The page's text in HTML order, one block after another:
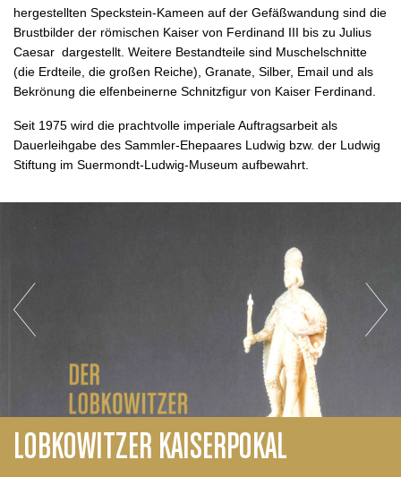
hergestellten Speckstein-Kameen auf der Gefäßwandung sind die
Brustbilder der römischen Kaiser von Ferdinand III bis zu Julius
Caesar dargestellt. Weitere Bestandteile sind Muschelschnitte
(die Erdteile, die großen Reiche), Granate, Silber, Email und als
Bekrönung die elfenbeinerne Schnitzfigur von Kaiser Ferdinand.
Seit 1975 wird die prachtvolle imperiale Auftragsarbeit als
Dauerleihgabe des Sammler-Ehepaares Ludwig bzw. der Ludwig
Stiftung im Suermondt-Ludwig-Museum aufbewahrt.
LOBKOWITZER KAISERPOKAL